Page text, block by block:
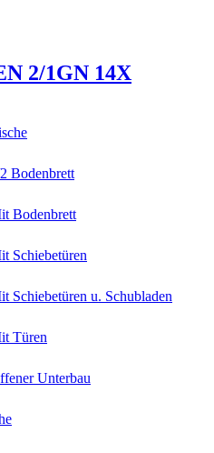
Bodenbrett
Bodenbrett
Schiebetüren
Schiebetüren u. Schubladen
Türen
Unterbau
2/1GN 14X